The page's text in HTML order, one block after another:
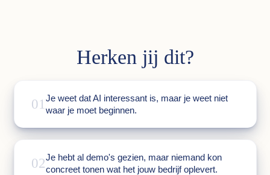
Herken jij dit?
01 Je weet dat AI interessant is, maar je weet niet
waar je moet beginnen.
02Je hebt al demo's gezien, maar niemand kon
concreet tonen wat het jouw bedrijf oplevert.